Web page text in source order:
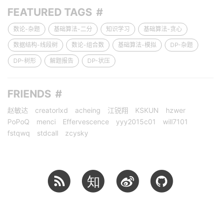
FEATURED TAGS
数论-杂题 基础算法-二分 知识学习 基础算法-贪心
数据结构-线段树 数论-组合数 基础算法-模拟 DP-杂题
DP-树形 解题报告 DP-状压
FRIENDS
赵敏达 creatorlxd acheing 江锐翔 KSKUN
hzwer
PoPoQ
menci Effervescence yyy2015c01
will7101
fstqwq
stdcall zcysky
知